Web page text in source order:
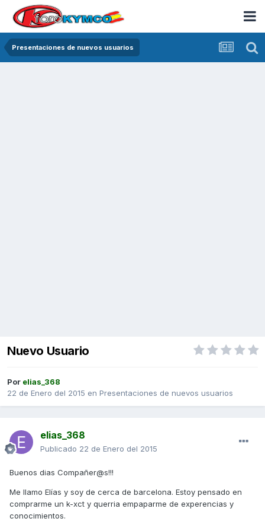
Presentaciones de nuevos usuarios
Nuevo Usuario
Por elias_368
22 de Enero del 2015 en Presentaciones de nuevos usuarios
elias_368
Publicado 22 de Enero del 2015
Buenos dias Compañer@s!!!
Me llamo Elías y soy de cerca de barcelona. Estoy pensado en
comprarme un k-xct y querria empaparme de experencias y
conocimientos.